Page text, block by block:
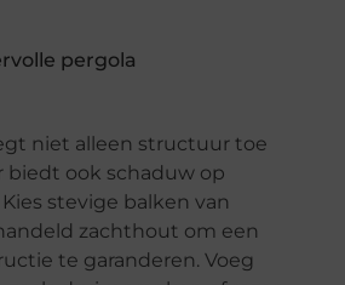
pergola
niet alleen structuur toe
biedt ook schaduw op
stevige balken van
zachthout om een
te garanderen. Voeg